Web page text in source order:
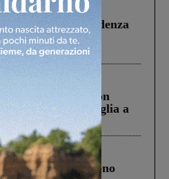
2026
oltre la scadenza
d’Italia: “Un
di Castiglion
aveva ucciso la figlia a
A1 in cui morirono